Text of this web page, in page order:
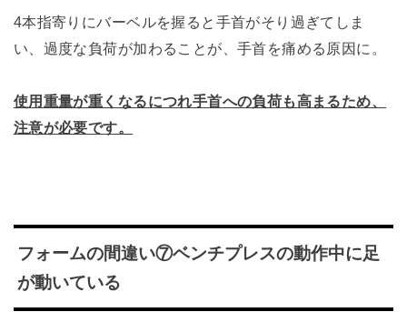
4本指寄りにバーベルを握ると手首がそり過ぎてしま
い、過度な負荷が加わることが、手首を痛める原因に。
使用重量が重くなるにつれ手首への負荷も高まるため、
注意が必要です。
フォームの間違い⑦ベンチプレスの動作中に足
が動いている